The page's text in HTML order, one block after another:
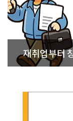
재취업부터